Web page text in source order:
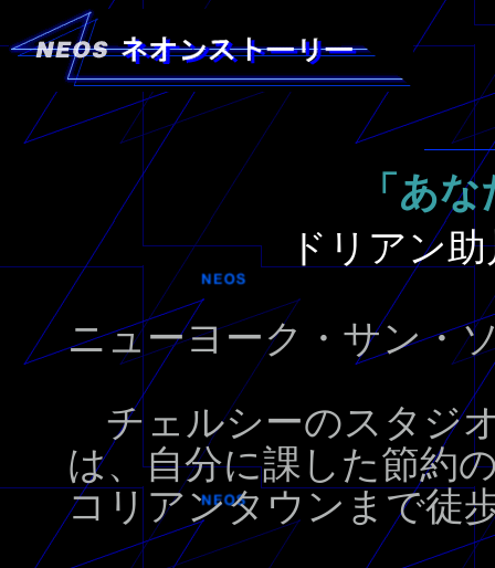
「あ
ドリアン
ニューヨーク・サン・
チェルシーのスタジ
は、自分に課した節約
コリアンタウンまで徒